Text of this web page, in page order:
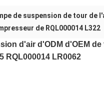
de suspension de tour de
de RQL000014 L322
d'air d'ODM d'OEM
RQL000014 LR0062